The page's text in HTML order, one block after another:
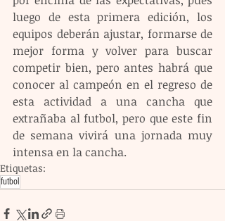
luego de esta primera edición, los
equipos deberán ajustar, formarse de
mejor forma y volver para buscar
competir bien, pero antes habrá que
conocer al campeón en el regreso de
esta actividad a una cancha que
extrañaba al futbol, pero que este fin
de semana vivirá una jornada muy
intensa en la cancha.
Etiquetas:
futbol